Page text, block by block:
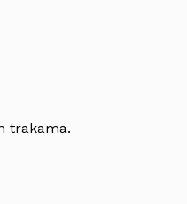
trakama.